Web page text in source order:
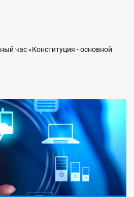
час «Конституция - основной